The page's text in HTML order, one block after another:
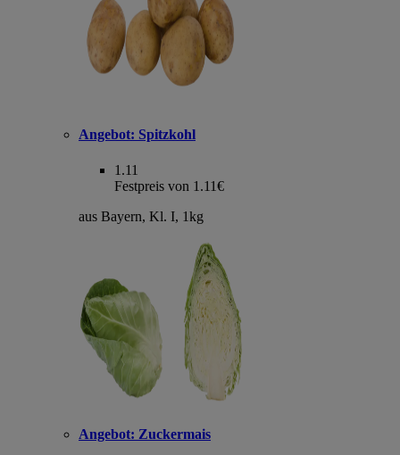
Angebot: Spitzkohl
1.11
Festpreis von 1.11€
aus Bayern, Kl. I, 1kg
Angebot: Zuckermais